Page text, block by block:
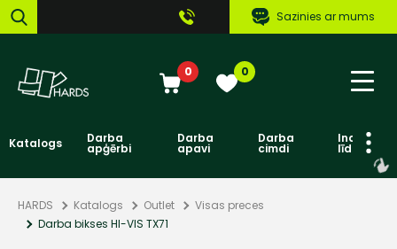
Sazinies ar mums
0 0
Katalogs Darba
apģērbi
Darba
apavi
Darba
cimdi līdzekļi
HARDS Katalogs Outlet
Visas preces
Darba bikses HI-VIS TX71